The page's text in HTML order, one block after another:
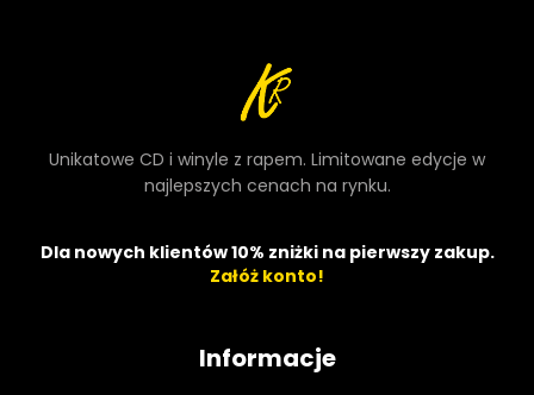
Unikatowe CD i winyle z rapem. Limitowane edycje w
najlepszych cenach na rynku.
Dla nowych klientów 10% zniżki na pierwszy zakup.
Załóż konto!
Informacje